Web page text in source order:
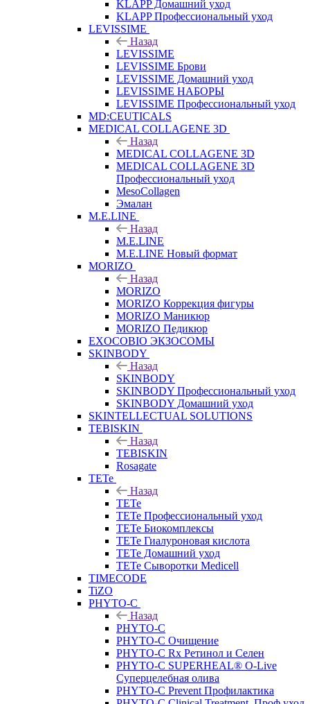
KLAPP Домашний уход
KLAPP Профессиональный уход
LEVISSIME
Назад
LEVISSIME
LEVISSIME Брови
LEVISSIME Домашний уход
LEVISSIME НАБОРЫ
LEVISSIME Профессиональный уход
MD:CEUTICALS
MEDICAL COLLAGENE 3D
Назад
MEDICAL COLLAGENE 3D
MEDICAL COLLAGENE 3D
Профессиональный уход
MesoCollagen
Эмалан
M.E.LINE
Назад
M.E.LINE
M.E.LINE Новый формат
MORIZO
Назад
MORIZO
MORIZO Коррекция фигуры
MORIZO Маникюр
MORIZO Педикюр
EXOCOBIO ЭКЗОСОМЫ
SKINBODY
Назад
SKINBODY
SKINBODY Профессиональный уход
SKINBODY Домашний уход
SKINTELLECTUAL SOLUTIONS
TEBISKIN
Назад
TEBISKIN
Rosagate
TETe
Назад
TETe
TETe Профессиональный уход
TETe Биокомплексы
TETe Гиалуроновая кислота
TETe Домашний уход
TETe Сыворотки Medicell
TIMECODE
TiZO
PHYTO-C
Назад
PHYTO-C
PHYTO-C Очищение
PHYTO-C Rx Ретинол и Селен
PHYTO-C SUPERHEAL® O-Live
Суперцелебная олива
PHYTO-C Prevent Профилактика